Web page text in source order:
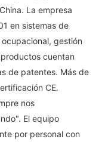
La empresa
en sistemas de
gestión
cuentan
de patentes. Más de
CE.
nos
El equipo
por personal con